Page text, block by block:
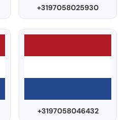
+3197058025930
+3197058046432